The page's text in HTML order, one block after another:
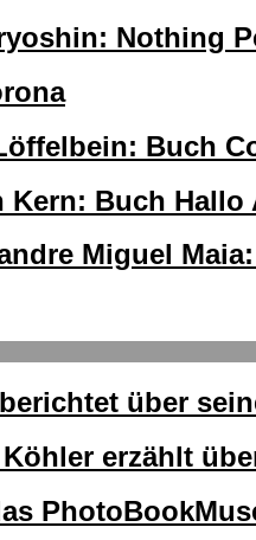
Nothing
Buch
Buch Hallo
Miguel
über
erzählt